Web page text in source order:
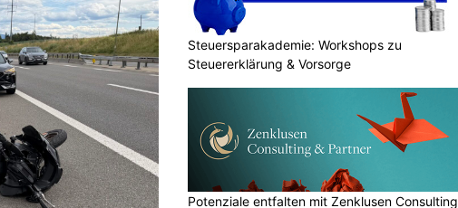
Steuersparakademie: Workshops zu
Steuererklärung & Vorsorge
Potenziale entfalten mit Zenklusen Consulting